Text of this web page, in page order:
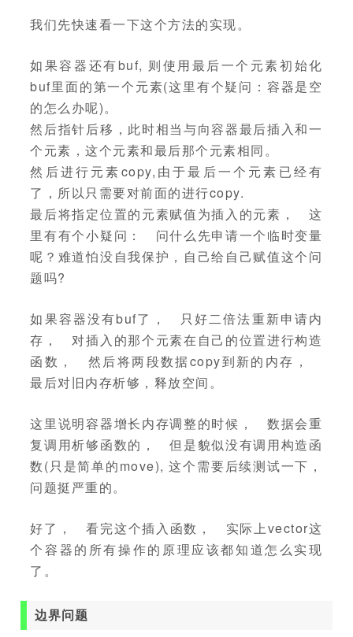
我们先快速看一下这个方法的实现。
如果容器还有buf, 则使用最后一个元素初始化
buf里面的第一个元素(这里有个疑问：容器是空
的怎么办呢)。
然后指针后移，此时相当与向容器最后插入和一
个元素，这个元素和最后那个元素相同。
然后进行元素copy,由于最后一个元素已经有
了，所以只需要对前面的进行copy.
最后将指定位置的元素赋值为插入的元素， 这
里有有个小疑问： 问什么先申请一个临时变量
呢？难道怕没自我保护，自己给自己赋值这个问
题吗?
如果容器没有buf了， 只好二倍法重新申请内
存， 对插入的那个元素在自己的位置进行构造
函数， 然后将两段数据copy到新的内存，
最后对旧内存析够，释放空间。
这里说明容器增长内存调整的时候， 数据会重
复调用析够函数的， 但是貌似没有调用构造函
数(只是简单的move), 这个需要后续测试一下，
问题挺严重的。
好了， 看完这个插入函数， 实际上vector这
个容器的所有操作的原理应该都知道怎么实现
了。
边界问题